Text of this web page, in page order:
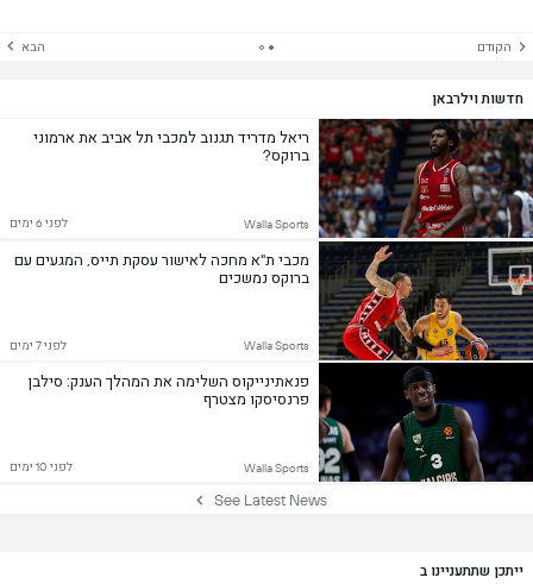
הקודם הבא
חדשות וילרבאן
ריאל מדריד תגנוב למכבי תל אביב את ארמוני
ברוקס?
Walla Sports לפני 6 ימים
מכבי ת"א מחכה לאישור עסקת תייס, המגעים עם
ברוקס נמשכים
Walla Sports לפני 7 ימים
פנאתינייקוס השלימה את המהלך הענק: סילבן
פרנסיסקו מצטרף
Walla Sports לפני 10 ימים
See Latest News
ייתכן שתתעניינו ב